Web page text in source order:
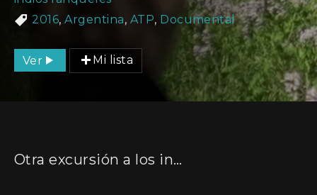
2016,Argentina, ATP, Documental
Ver Mi lista
Otra excursión a los indios ranqueles